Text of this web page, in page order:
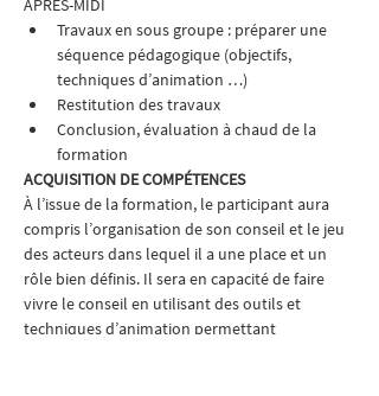
APRÈS-MIDI
Travaux en sous groupe : préparer une
séquence pédagogique (objectifs,
techniques d’animation …)
Restitution des travaux
Conclusion, évaluation à chaud de la
formation
ACQUISITION DE COMPÉTENCES
À l’issue de la formation, le participant aura
compris l’organisation de son conseil et le jeu
des acteurs dans lequel il a une place et un
rôle bien définis. Il sera en capacité de faire
vivre le conseil en utilisant des outils et
techniques d’animation permettant